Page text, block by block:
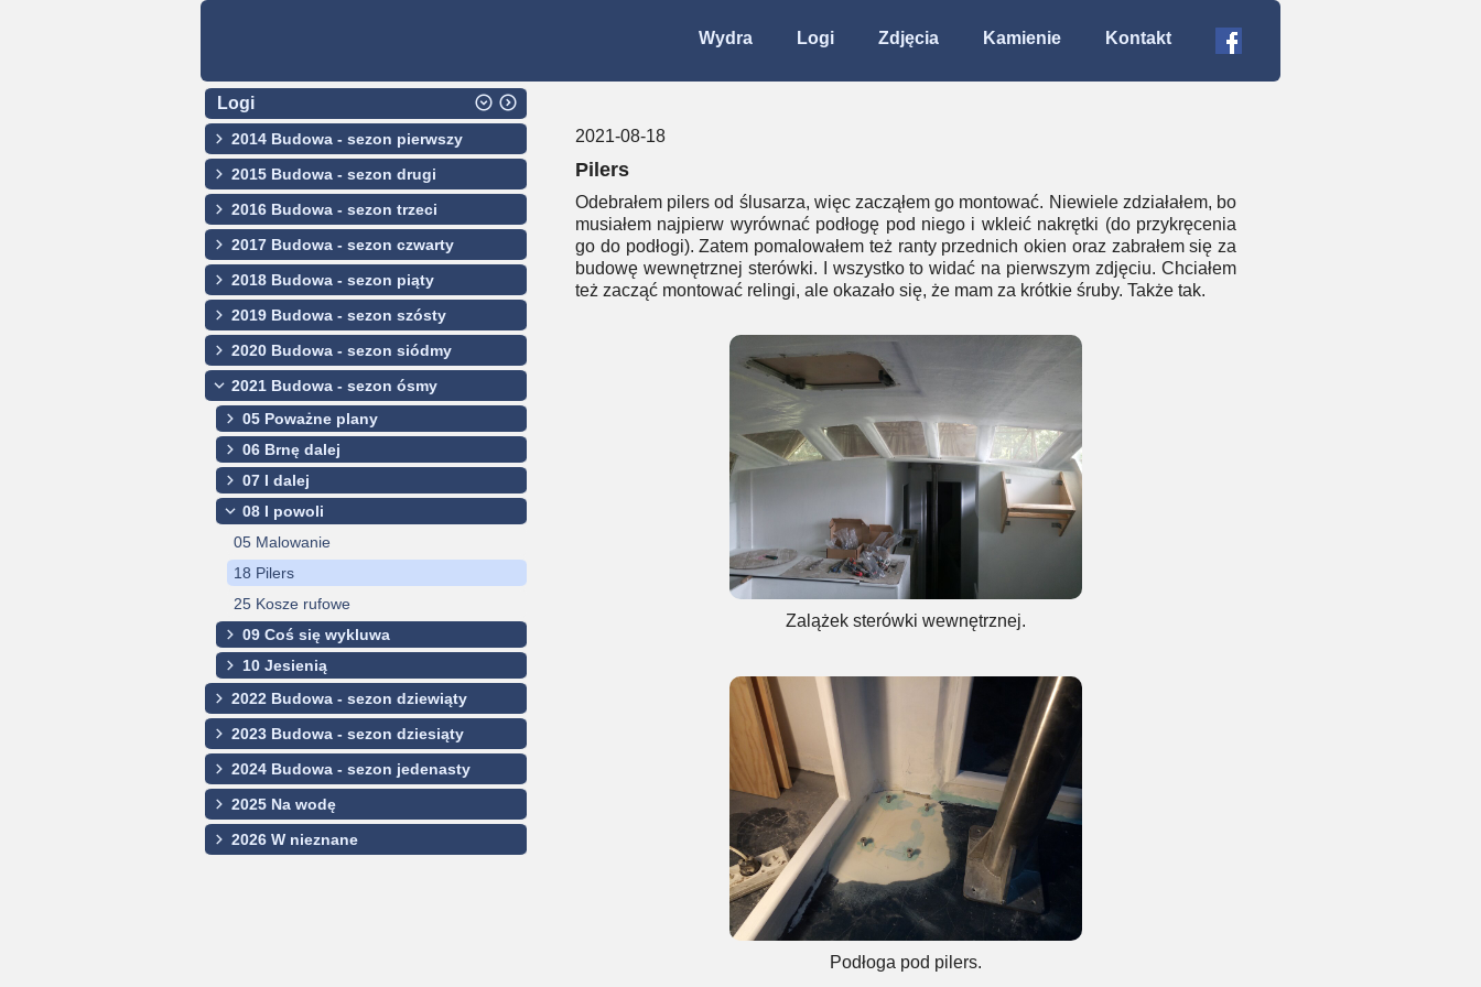
Wydra Logi Zdjęcia Kamienie Kontakt
Logi
2014 Budowa - sezon pierwszy
2015 Budowa - sezon drugi
2016 Budowa - sezon trzeci
2017 Budowa - sezon czwarty
2018 Budowa - sezon piąty
2019 Budowa - sezon szósty
2020 Budowa - sezon siódmy
2021 Budowa - sezon ósmy
05 Poważne plany
06 Brnę dalej
07 I dalej
08 I powoli
05 Malowanie
18 Pilers
25 Kosze rufowe
09 Coś się wykluwa
10 Jesienią
2022 Budowa - sezon dziewiąty
2023 Budowa - sezon dziesiąty
2024 Budowa - sezon jedenasty
2025 Na wodę
2026 W nieznane
2021-08-18
Pilers
Odebrałem pilers od ślusarza, więc zacząłem go montować. Niewiele zdziałałem, bo
musiałem najpierw wyrównać podłogę pod niego i wkleić nakrętki (do przykręcenia
go do podłogi). Zatem pomalowałem też ranty przednich okien oraz zabrałem się za
budowę wewnętrznej sterówki. I wszystko to widać na pierwszym zdjęciu. Chciałem
też zacząć montować relingi, ale okazało się, że mam za krótkie śruby. Także tak.
Zalążek sterówki wewnętrznej.
Podłoga pod pilers.